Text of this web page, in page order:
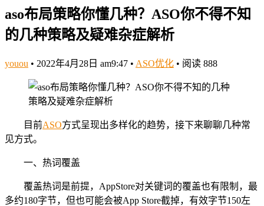
aso布局策略你懂几种？ASO你不得不知
的几种策略及疑难杂症解析
youou • 2022年4月28日 am9:47 • ASO优化 • 阅读 888
目前ASO方式呈现出多样化的趋势，接下来聊聊几种常
见方式。
一、热词覆盖
覆盖热词是前提，AppStore对关键词的覆盖也有限制，最
多约180字节，但也可能会被App Store截掉，有效字节150左